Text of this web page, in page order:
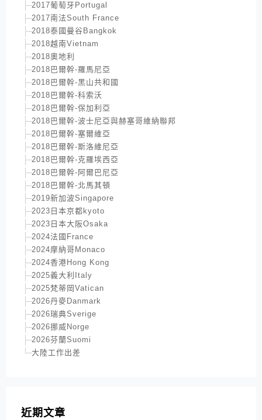
2017葡萄牙Portugal
2017南法South France
2018泰國曼谷Bangkok
2018越南Vietnam
2018奧地利
2018巴爾幹-羅馬尼亞
2018巴爾幹-黑山共和國
2018巴爾幹-科索沃
2018巴爾幹-保加利亞
2018巴爾幹-波士尼亞與赫塞哥維納聯邦
2018巴爾幹-塞爾維亞
2018巴爾幹-斯洛維尼亞
2018巴爾幹-克羅埃西亞
2018巴爾幹-阿爾巴尼亞
2018巴爾幹-北馬其頓
2019新加波Singapore
2023日本京都kyoto
2023日本大阪Osaka
2024法國France
2024摩納哥Monaco
2024香港Hong Kong
2025義大利Italy
2025梵蒂岡Vatican
2026丹麥Danmark
2026瑞典Sverige
2026挪威Norge
2026芬蘭Suomi
大陸工作出差
近期文章